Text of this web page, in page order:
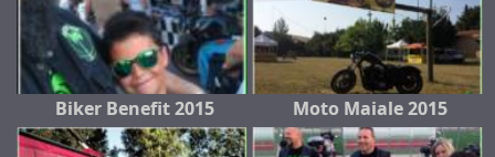
Biker Benefit 2015 Moto Maiale 2015